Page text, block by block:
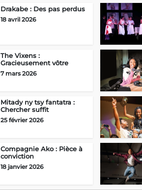
Drakabe : Des pas perdus
18 avril 2026
The Vixens :
Gracieusement vôtre
7 mars 2026
Mitady ny tsy fantatra :
Chercher suffit
25 février 2026
Compagnie Ako : Pièce à
conviction
18 janvier 2026